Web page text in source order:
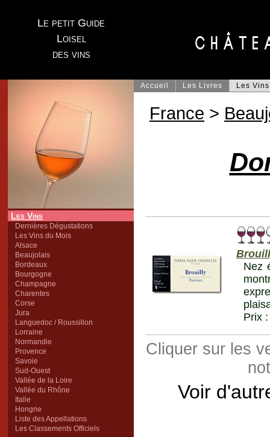
Le petit Guide
Loisel
des vins
Les Vins
Dernières Dégustations
Les Vins du Mois
Alsace
Beaujolais
Bordeaux
Bourgogne
Champagne
Charentes
Corse
Jura
Languedoc / Roussillon
Lorraine
Normandie
Provence
Savoie
Sud-Ouest
Vallée de la Loire
Vallée du Rhône
Italie
Hongrie
Liste des Appellations
Les Classements Officiels
Accueil Les Livres Les Vins
France >
Nez
Prix
Cliquer sur les
Voir